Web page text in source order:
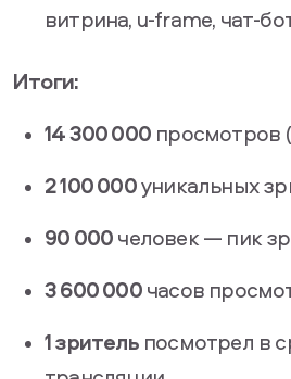
витрина, u-frame, чат-
Итоги:
14 300 000 просмотров
2 100 000уникальных
90 000человек — пик
3 600 000часов
1 зрительпосмотрел в